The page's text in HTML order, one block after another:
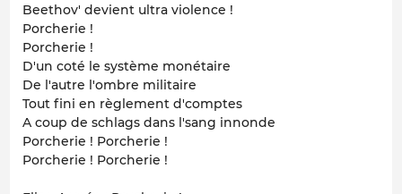
Beethov' devient ultra violence !
Porcherie !
Porcherie !
D'un coté le système monétaire
De l'autre l'ombre militaire
Tout fini en règlement d'comptes
A coup de schlags dans l'sang innonde
Porcherie ! Porcherie !
Porcherie ! Porcherie !